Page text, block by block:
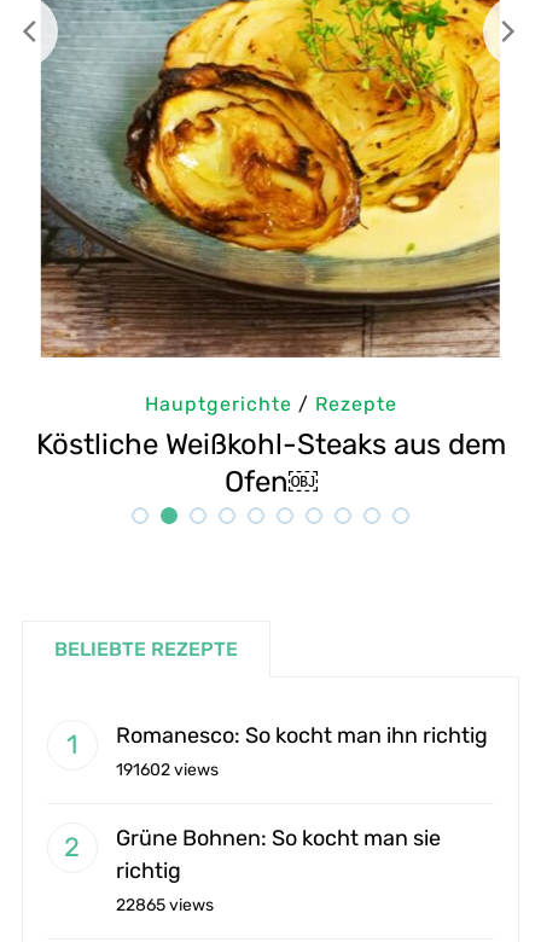
Rezepte
Steaks aus dem
BELIEBTE REZEPTE
Romanesco: So kocht man ihn richtig
191602 views
Grüne Bohnen: So kocht man sie
richtig
22865 views